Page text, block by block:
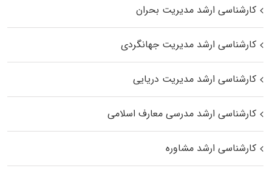
کارشناسی ارشد مدیریت بحران
کارشناسی ارشد مدیریت جهانگردی
کارشناسی ارشد مدیریت دریایی
کارشناسی ارشد مدرسی معارف اسلامی
کارشناسی ارشد مشاوره